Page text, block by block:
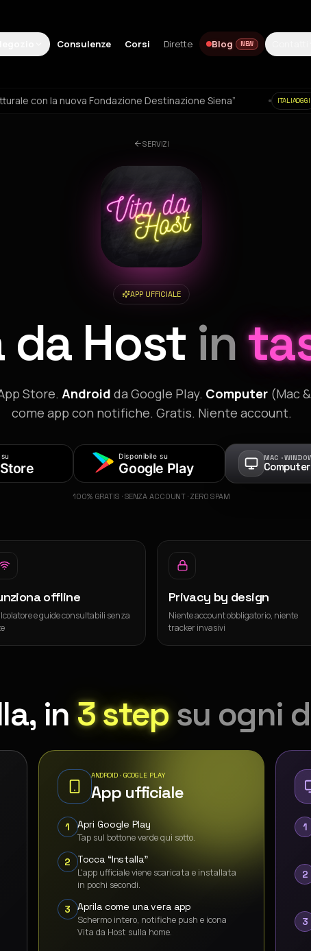
Consulenze Corsi Dirette Blog NEW
Fondazione Destinazione Siena” ITALIAOGGI Airbnb scopre
SERVIZI
APP UFFICIALE
da Host in
Store. Android da Google Play. Computer (Mac
come app con notifiche. Gratis. Niente account.
Disponibile su
Google Play
MAC ·
Computer
100% GRATIS · SENZA ACCOUNT · ZERO SPAM
offline
e guide consultabili senza
Privacy by design
Niente account obbligatorio, niente
tracker invasivi
in3 step su ogni
ANDROID · GOOGLE PLAY
App ufficiale
1 Apri Google Play
Tap sul bottone verde qui sotto.
2 Tocca “Installa”
L'app ufficiale viene scaricata e installata
in pochi secondi.
3 Aprila come una vera app
Schermo intero, notifiche push e icona
Vita da Host sulla home.
1
2
3